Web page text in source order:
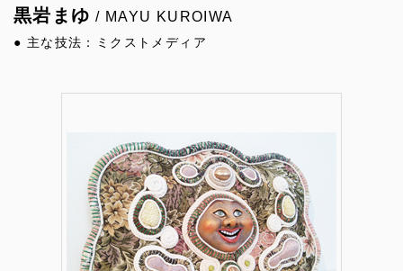
黒岩まゆ / MAYU KUROIWA
● 主な技法：ミクストメディア